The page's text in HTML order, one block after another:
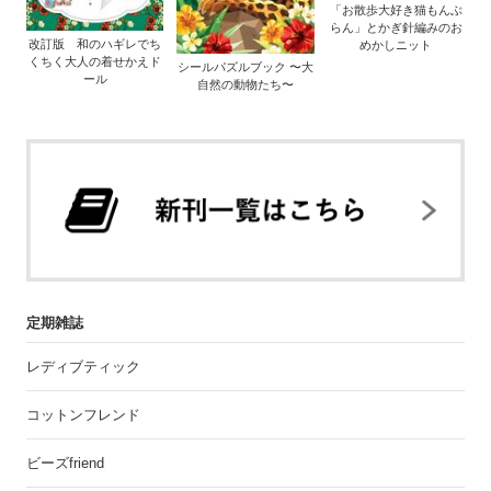
改訂版 和のハギレでち
くちく大人の着せかえド
ール
シールパズルブック 〜大
自然の動物たち〜
「お散歩大好き猫もんぶ
らん」とかぎ針編みのお
めかしニット
定期雑誌
レディブティック
コットンフレンド
ビーズfriend